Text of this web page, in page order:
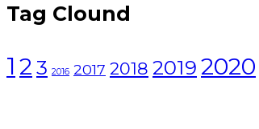
Tag Clound
1 2 3 2016 2017 2018 2019 2020